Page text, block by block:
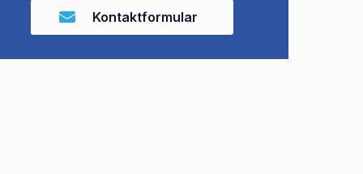
Kontaktformular